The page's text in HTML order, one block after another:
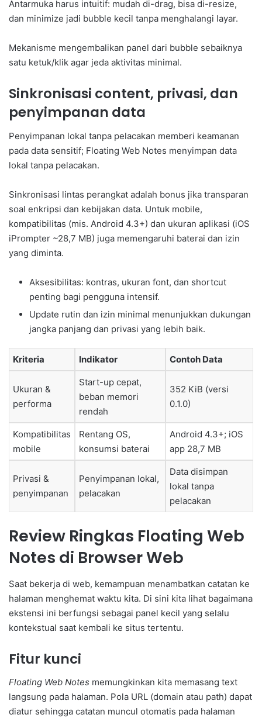
Antarmuka harus intuitif: mudah di-drag, bisa di-resize,
dan minimize jadi bubble kecil tanpa menghalangi layar.
Mekanisme mengembalikan panel dari bubble sebaiknya
satu ketuk/klik agar jeda aktivitas minimal.
Sinkronisasi content, privasi, dan
penyimpanan data
Penyimpanan lokal tanpa pelacakan memberi keamanan
pada data sensitif; Floating Web Notes menyimpan data
lokal tanpa pelacakan.
Sinkronisasi lintas perangkat adalah bonus jika transparan
soal enkripsi dan kebijakan data. Untuk mobile,
kompatibilitas (mis. Android 4.3+) dan ukuran aplikasi (iOS
iPrompter ~28,7 MB) juga memengaruhi baterai dan izin
yang diminta.
Aksesibilitas: kontras, ukuran font, dan shortcut
penting bagi pengguna intensif.
Update rutin dan izin minimal menunjukkan dukungan
jangka panjang dan privasi yang lebih baik.
Kriteria Indikator Contoh Data
Ukuran &
performa
Start-up cepat,
beban memori
rendah
352 KiB (versi
0.1.0)
Kompatibilitas
mobile
Rentang OS,
konsumsi baterai
Android 4.3+; iOS
app 28,7 MB
Privasi &
penyimpanan
Penyimpanan lokal,
pelacakan
Data disimpan
lokal tanpa
pelacakan
Review Ringkas Floating Web
Notes di Browser Web
Saat bekerja di web, kemampuan menambatkan catatan ke
halaman menghemat waktu kita. Di sini kita lihat bagaimana
ekstensi ini berfungsi sebagai panel kecil yang selalu
kontekstual saat kembali ke situs tertentu.
Fitur kunci
Floating Web Notes memungkinkan kita memasang text
langsung pada halaman. Pola URL (domain atau path) dapat
diatur sehingga catatan muncul otomatis pada halaman